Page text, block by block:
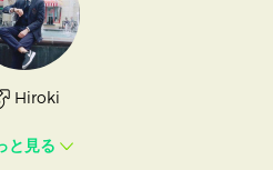
Hiroki
と見る